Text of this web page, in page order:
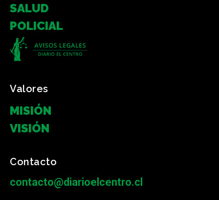
SALUD
POLICIAL
Valores
MISIÓN
VISIÓN
Contacto
contacto@diarioelcentro.cl